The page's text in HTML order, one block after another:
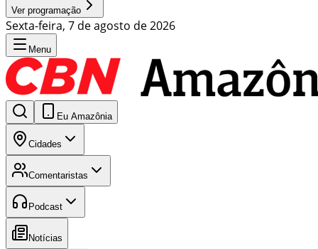
Ver programação
Sexta-feira, 7 de agosto de 2026
Menu
Eu Amazônia
Cidades
Comentaristas
Podcast
Notícias